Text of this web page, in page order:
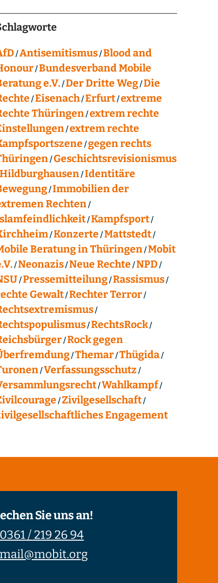
Antisemitismus Blood and
Bundesverband Mobile
e.V. Der Dritte Weg Die
Eisenach Erfurt extreme
Thüringen extrem rechte
extrem rechte
gegen rechts
Geschichtsrevisionismus
Identitäre
Immobilien der
Rechten
Kampfsport
Konzerte Mattstedt
Beratung in Thüringen Mobit
Neonazis Neue Rechte NPD
Pressemitteilung Rassismus
Gewalt Rechter Terror
RechtsRock
Rock gegen
Themar Thügida
Verfassungsschutz
Wahlkampf
Zivilgesellschaft
Engagement
Sie uns an!
0361 / 219 26 94
mail@mobit.org